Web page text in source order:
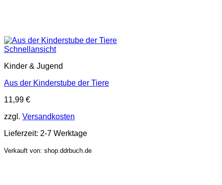
Schnellansicht
Kinder & Jugend
Aus der Kinderstube der Tiere
11,99 €
zzgl. Versandkosten
Lieferzeit: 2-7 Werktage
Verkauft von: shop.ddrbuch.de